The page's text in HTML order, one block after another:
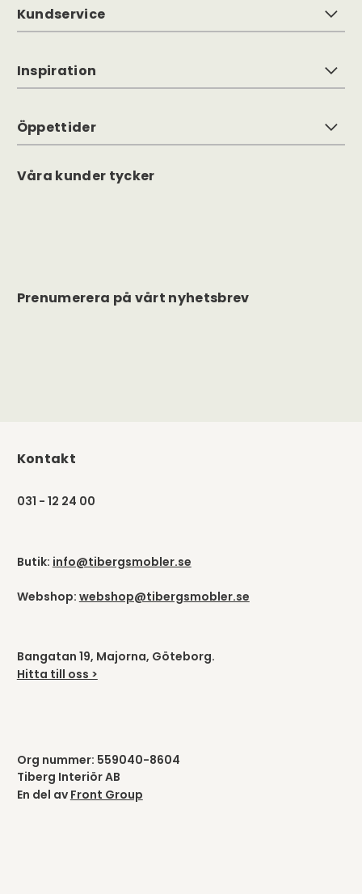
Kundservice
Inspiration
Öppettider
Våra kunder tycker
Prenumerera på vårt nyhetsbrev
Kontakt
031 - 12 24 00
Butik: info@tibergsmobler.se
Webshop: webshop@tibergsmobler.se
Bangatan 19, Majorna, Göteborg.
Hitta till oss >
Org nummer: 559040-8604
Tiberg Interiör AB
En del av Front Group